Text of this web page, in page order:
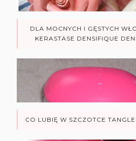
DLA MOCNYCH I GĘSTYCH
KERASTASE DENSIFIQUE
CO LUBIĘ W SZCZOTCE TANGLE